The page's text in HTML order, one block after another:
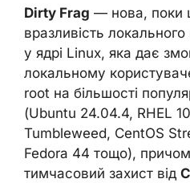
Dirty Frag — нова, поки
вразливість
у ядрі Linux, яка дає
локальному
root на більшості
(Ubuntu 24.04.4, RHEL
Tumbleweed, CentOS
Fedora 44 тощо),
тимчасовий захист від